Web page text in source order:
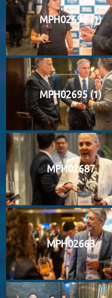
MPH02699 (1)
MPH02695 (1)
MPH02687
MPH02663